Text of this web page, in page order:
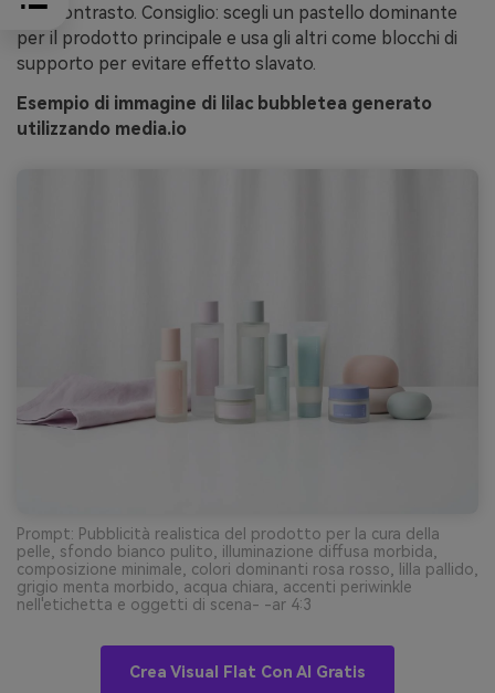
alto contrasto. Consiglio: scegli un pastello dominante
per il prodotto principale e usa gli altri come blocchi di
supporto per evitare effetto slavato.
Esempio di immagine di lilac bubbletea generato
utilizzando media.io
Prompt: Pubblicità realistica del prodotto per la cura della
pelle, sfondo bianco pulito, illuminazione diffusa morbida,
composizione minimale, colori dominanti rosa rosso, lilla pallido,
grigio menta morbido, acqua chiara, accenti periwinkle
nell'etichetta e oggetti di scena- -ar 4:3
Crea Visual Flat Con AI Gratis